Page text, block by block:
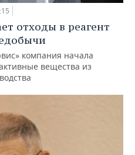
отходы в реагент
компания начала
вещества из